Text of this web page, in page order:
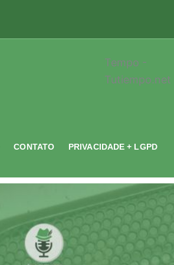
Tempo -
Tutiempo.net
CONTATO PRIVACIDADE + LGPD